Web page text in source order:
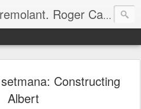
Petites gotes fredes tremolant. Roger Casero Gumbau. Girona
Constructing
Albert